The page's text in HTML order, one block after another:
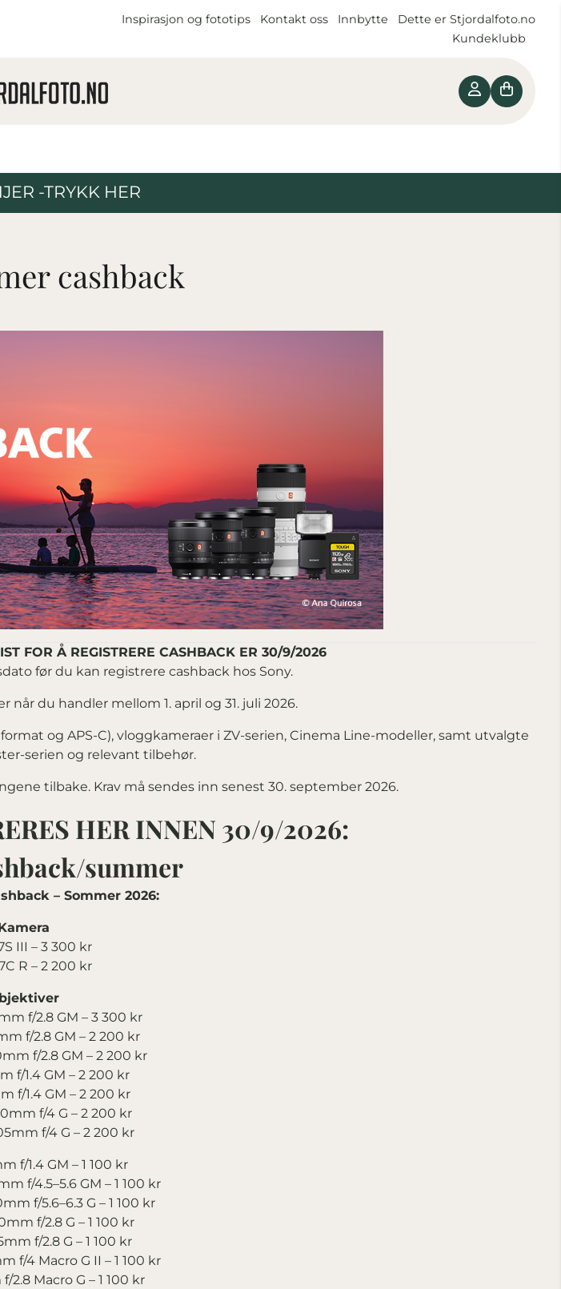
Inspirasjon og fototips Kontakt oss Innbytte
Dette er Stjordalfoto.no
Kundeklubb
-TRYKK HER
cashback
FOR Å REGISTRERE CASHBACK ER 30/9/2026
før du kan registrere cashback hos Sony.
du handler mellom 1. april og 31. juli 2026.
og APS-C), vloggkameraer i ZV-serien, Cinema Line-modeller, samt utvalgte
serien og relevant tilbehør.
tilbake. Krav må sendes inn senest 30. september 2026.
HER INNEN 30/9/2026:
summer
– Sommer 2026:
III – 3 300 kr
R – 2 200 kr
f/2.8 GM – 3 300 kr
f/2.8 GM – 2 200 kr
f/2.8 GM – 2 200 kr
f/1.4 GM – 2 200 kr
f/1.4 GM – 2 200 kr
f/4 G – 2 200 kr
f/4 G – 2 200 kr
f/1.4 GM – 1 100 kr
f/4.5–5.6 GM – 1 100 kr
f/5.6–6.3 G – 1 100 kr
f/2.8 G – 1 100 kr
f/2.8 G – 1 100 kr
f/4 Macro G II – 1 100 kr
2.8 Macro G – 1 100 kr